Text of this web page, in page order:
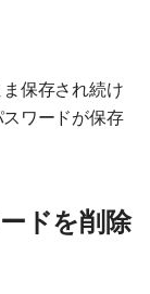
保存され続け
ワードが保存
ドを削除